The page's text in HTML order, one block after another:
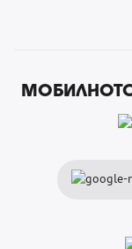
МОБИЛНОТО